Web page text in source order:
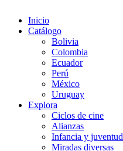
Inicio
Catálogo
Bolivia
Colombia
Ecuador
Perú
México
Uruguay
Explora
Ciclos de cine
Alianzas
Infancia y juventud
Miradas diversas